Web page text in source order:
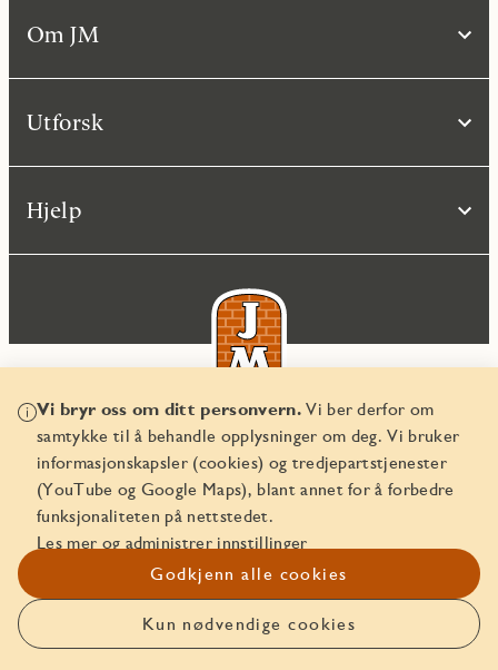
Vi bryr oss om ditt personvern.Vi ber derfor om
samtykke til å behandle opplysninger om deg. Vi bruker
informasjonskapsler (cookies) og tredjepartstjenester
(YouTube og Google Maps), blant annet for å forbedre
funksjonaliteten på nettstedet.
Les mer og administrer innstillinger
Godkjenn alle cookies
Kun nødvendige cookies
Om JM
Utforsk
Hjelp
© JM Norge AS 2026
Organisasjonsnummer 829 350 122